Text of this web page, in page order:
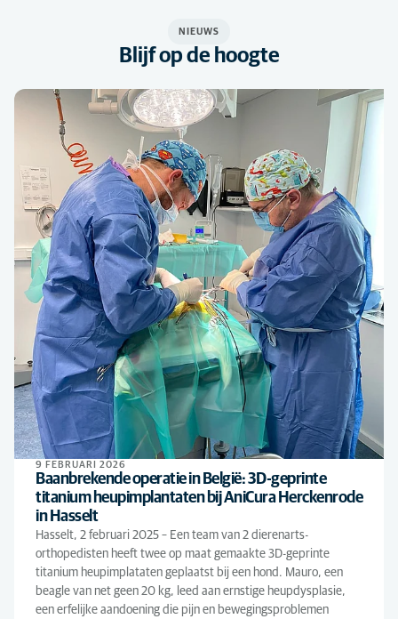
NIEUWS
Blijf op de hoogte
9 FEBRUARI 2026
Baanbrekende operatie in België: 3D-geprinte
titanium heupimplantaten bij AniCura Herckenrode
in Hasselt
Hasselt, 2 februari 2025 – Een team van 2 dierenarts-
orthopedisten heeft twee op maat gemaakte 3D-geprinte
titanium heupimplataten geplaatst bij een hond. Mauro, een
beagle van net geen 20 kg, leed aan ernstige heupdysplasie,
een erfelijke aandoening die pijn en bewegingsproblemen